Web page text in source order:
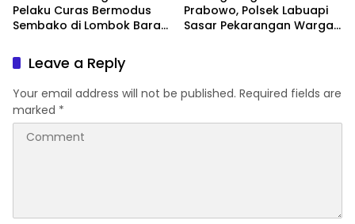
Pelaku Curas Bermodus
Sembako di Lombok Barat,
Hoaks
Prabowo, Polsek Labuapi
Sasar Pekarangan Warga
Leave a Reply
Your email address will not be published. Required fields are
marked *